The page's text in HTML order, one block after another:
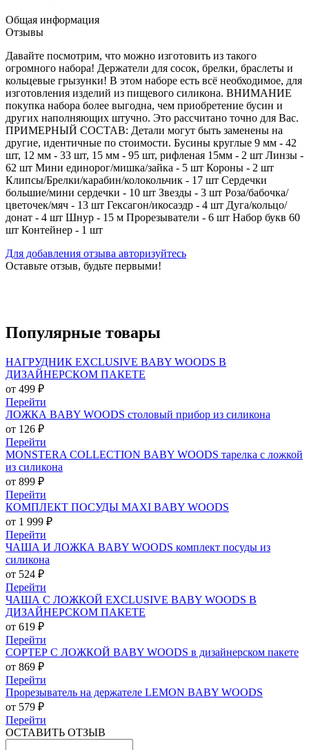
Общая информация
Отзывы
Давайте посмотрим, что можно изготовить из такого
огромного набора! Держатели для сосок, брелки, браслеты и
кольцевые грызунки! В этом наборе есть всё необходимое, для
изготовления изделий из пищевого силикона. ВНИМАНИЕ
покупка набора более выгодна, чем приобретение бусин и
других наполняющих штучно. Это рассчитано точно для Вас.
ПРИМЕРНЫЙ СОСТАВ: Детали могут быть заменены на
другие, идентичные по стоимости. Бусины круглые 9 мм - 42
шт, 12 мм - 33 шт, 15 мм - 95 шт, рифленая 15мм - 2 шт Линзы -
62 шт Мини единорог/мишка/зайка - 5 шт Короны - 2 шт
Клипсы/Брелки/карабин/колокольчик - 17 шт Сердечки
большие/мини сердечки - 10 шт Звезды - 3 шт Роза/бабочка/
цветочек/мяч - 13 шт Гексагон/икосаэдр - 4 шт Дуга/кольцо/
донат - 4 шт Шнур - 15 м Прорезыватели - 6 шт Набор букв 60
шт Контейнер - 1 шт
Для добавления отзыва авторизуйтесь
Оставьте отзыв, будьте первыми!
Популярные товары
НАГРУДНИК EXCLUSIVE BABY WOODS В
ДИЗАЙНЕРСКОМ ПАКЕТЕ
от 499 ₽
Перейти
ЛОЖКА BABY WOODS столовый прибор из силикона
от 126 ₽
Перейти
MONSTERA COLLECTION BABY WOODS тарелка с ложкой
из силикона
от 899 ₽
Перейти
КОМПЛЕКТ ПОСУДЫ MAXI BABY WOODS
от 1 999 ₽
Перейти
ЧАША И ЛОЖКА BABY WOODS комплект посуды из
силикона
от 524 ₽
Перейти
ЧАША С ЛОЖКОЙ EXCLUSIVE BABY WOODS В
ДИЗАЙНЕРСКОМ ПАКЕТЕ
от 619 ₽
Перейти
СОРТЕР С ЛОЖКОЙ BABY WOODS в дизайнерском пакете
от 869 ₽
Перейти
Прорезыватель на держателе LEMON BABY WOODS
от 579 ₽
Перейти
ОСТАВИТЬ ОТЗЫВ